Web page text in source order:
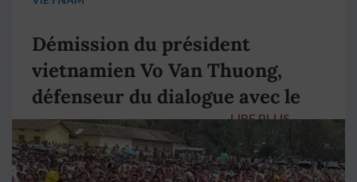
Démission du président
vietnamien Vo Van Thuong,
défenseur du dialogue avec le
pape François
LIRE PLUS →